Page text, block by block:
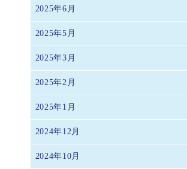
2025年6月
2025年5月
2025年3月
2025年2月
2025年1月
2024年12月
2024年10月